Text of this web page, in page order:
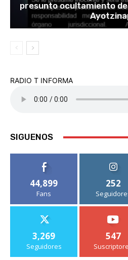
presunto ocultamiento
RADIO T INFORMA
SIGUENOS
44,899
Fans
252
3,269
Seguidores
547